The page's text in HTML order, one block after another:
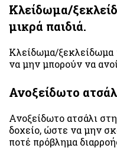
Κλείδωμα/
μικρά παιδιά.
Κλείδωμα/ξεκλείδωμα
να μην μπορούν να
Ανοξείδωτο
Ανοξείδωτο ατσάλι
δοχείο, ώστε να μην
ποτέ πρόβλημα